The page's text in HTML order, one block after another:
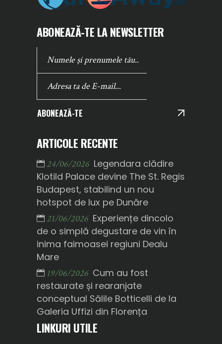
ABONEAZĂ-TE LA NEWSLETTER
ABONEAZĂ-TE
ARTICOLE RECENTE
24/06/2026 Legendara clădire
Klotild Palace devine The St. Regis
Budapest, stabilind un nou
hotspot de lux pe Dunăre
21/06/2026 Experiențe dincolo
de o simplă degustare de vin în
inima faimoasei regiuni Dealu
Mare
19/06/2026 Cum au fost
restaurate și rearanjate
conceptual Sălile Botticelli de la
Galeria Uffizi din Florența
LINKURI UTILE